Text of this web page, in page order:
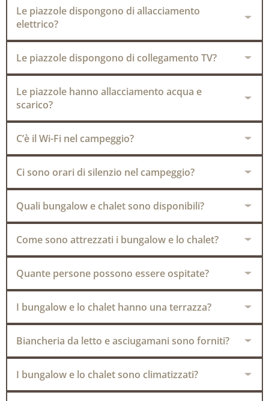
Le piazzole dispongono di allacciamento
elettrico?
Le piazzole dispongono di collegamento TV?
Le piazzole hanno allacciamento acqua e
scarico?
C’è il Wi-Fi nel campeggio?
Ci sono orari di silenzio nel campeggio?
Quali bungalow e chalet sono disponibili?
Come sono attrezzati i bungalow e lo chalet?
Quante persone possono essere ospitate?
I bungalow e lo chalet hanno una terrazza?
Biancheria da letto e asciugamani sono forniti?
I bungalow e lo chalet sono climatizzati?